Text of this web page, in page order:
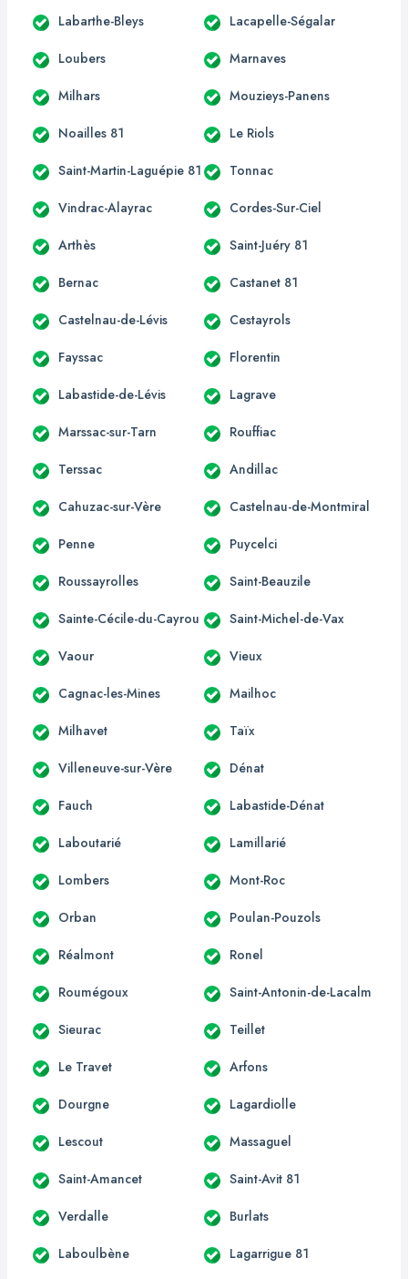
Labarthe-Bleys Lacapelle-Ségalar
Loubers Marnaves
Milhars Mouzieys-Panens
Noailles 81 Le Riols
Saint-Martin-Laguépie 81 Tonnac
Vindrac-Alayrac Cordes-Sur-Ciel
Arthès Saint-Juéry 81
Bernac Castanet 81
Castelnau-de-Lévis Cestayrols
Fayssac Florentin
Labastide-de-Lévis Lagrave
Marssac-sur-Tarn Rouffiac
Terssac Andillac
Cahuzac-sur-Vère Castelnau-de-Montmiral
Penne Puycelci
Roussayrolles Saint-Beauzile
Sainte-Cécile-du-Cayrou Saint-Michel-de-Vax
Vaour Vieux
Cagnac-les-Mines Mailhoc
Milhavet Taïx
Villeneuve-sur-Vère Dénat
Fauch Labastide-Dénat
Laboutarié Lamillarié
Lombers Mont-Roc
Orban Poulan-Pouzols
Réalmont Ronel
Roumégoux Saint-Antonin-de-Lacalm
Sieurac Teillet
Le Travet Arfons
Dourgne Lagardiolle
Lescout Massaguel
Saint-Amancet Saint-Avit 81
Verdalle Burlats
Laboulbène Lagarrigue 81